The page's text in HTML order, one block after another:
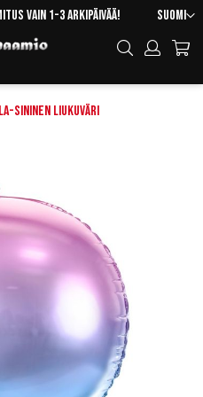
Skip
Content
Kieli
Suomi
vain 1-3 arkipäivää!
Hae
sininen liukuväri